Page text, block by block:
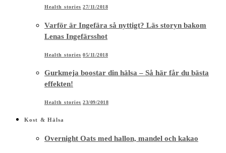
Health stories 27/11/2018
Varför är Ingefära så nyttigt? Läs storyn bakom
Lenas Ingefärsshot
Health stories 05/11/2018
Gurkmeja boostar din hälsa – Så här får du bästa
effekten!
Health stories 23/09/2018
Kost & Hälsa
Overnight Oats med hallon, mandel och kakao